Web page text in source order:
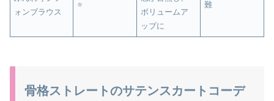
ォンブラウス
⭐
ボリュームア
ップに
難
骨格ストレートのサテンスカートコーデ